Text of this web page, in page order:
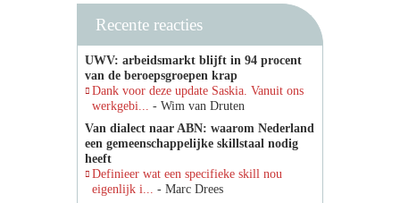
Recente reacties
UWV: arbeidsmarkt blijft in 94 procent
van de beroepsgroepen krap
Dank voor deze update Saskia. Vanuit ons
werkgebi... - Wim van Druten
Van dialect naar ABN: waarom Nederland
een gemeenschappelijke skillstaal nodig
heeft
Definieer wat een specifieke skill nou
eigenlijk i... - Marc Drees